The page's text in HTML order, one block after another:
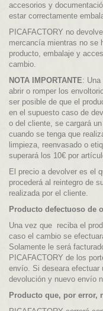
accesorios y
estar correctamente
PICAFACTORY no
mercancía mientras no se
producto, embalaje y
cambio.
NOTA IMPORTANTE: Una
abrir o romper los
ser posible de que el
en el supuesto caso de
o del cliente, se cargará
cuando se tenga que
limpieza, reenvasado o
superará los 10€ por
El precio a devolver es el
procederá al reintegro de
realizada por el cliente.
Producto defectuoso de
Una vez que reciba el
caso el cambio se
Solamente le será
PICAFACTORY de los
envío. Si deseara
devolución y nuevo envío
Producto que, por error,